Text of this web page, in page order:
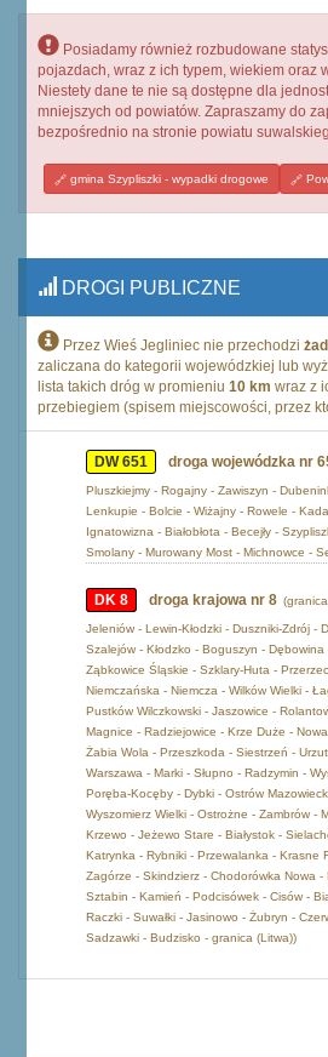
Posiadamy również rozbudowane
pojazdach, wraz z ich typem, wiekiem oraz
Niestety dane te nie są dostępne dla
mniejszych od powiatów. Zapraszamy do
bezpośrednio na stronie powiatu
gmina Szypliszki - wypadki drogowe
DROGI PUBLICZNE
Przez Wieś Jegliniec nie przechodzi
zaliczana do kategorii wojewódzkiej lub
lista takich dróg w promieniu 10 km wraz z
przebiegiem (spisem miejscowości, przez
DW 651 droga wojewódzka nr
Pluszkiejmy - Rogajny - Zawiszyn -
Lenkupie - Bolcie - Wiżajny - Rowele -
Ignatowizna - Białobłota - Becejły -
Smolany - Murowany Most - Michnowce -
DK 8 droga krajowa nr 8
Jeleniów - Lewin-Kłodzki - Duszniki-Zdrój -
Szalejów - Kłodzko - Boguszyn -
Ząbkowice Śląskie - Szklary-Huta -
Niemczańska - Niemcza - Wilków Wielki -
Pustków Wilczkowski - Jaszowice -
Magnice - Radziejowice - Krze Duże -
Żabia Wola - Przeszkoda - Siestrzeń -
Warszawa - Marki - Słupno - Radzymin -
Poręba-Kocęby - Dybki - Ostrów
Wyszomierz Wielki - Ostrożne - Zambrów -
Krzewo - Jeżewo Stare - Białystok -
Katrynka - Rybniki - Przewalanka - Krasne
Zagórze - Skindzierz - Chodorówka Nowa
Sztabin - Kamień - Podcisówek - Cisów -
Raczki - Suwałki - Jasinowo - Żubryn -
Sadzawki - Budzisko - granica (Litwa))